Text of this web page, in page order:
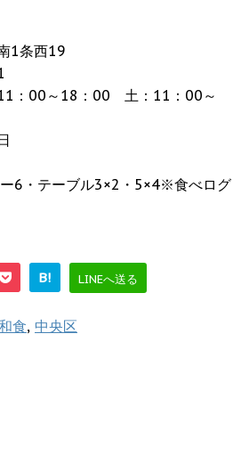
1条西19
：00～18：00 土：11：00～
6・テーブル3×2・5×4※食べログ
B! LINEへ送る
食, 中央区